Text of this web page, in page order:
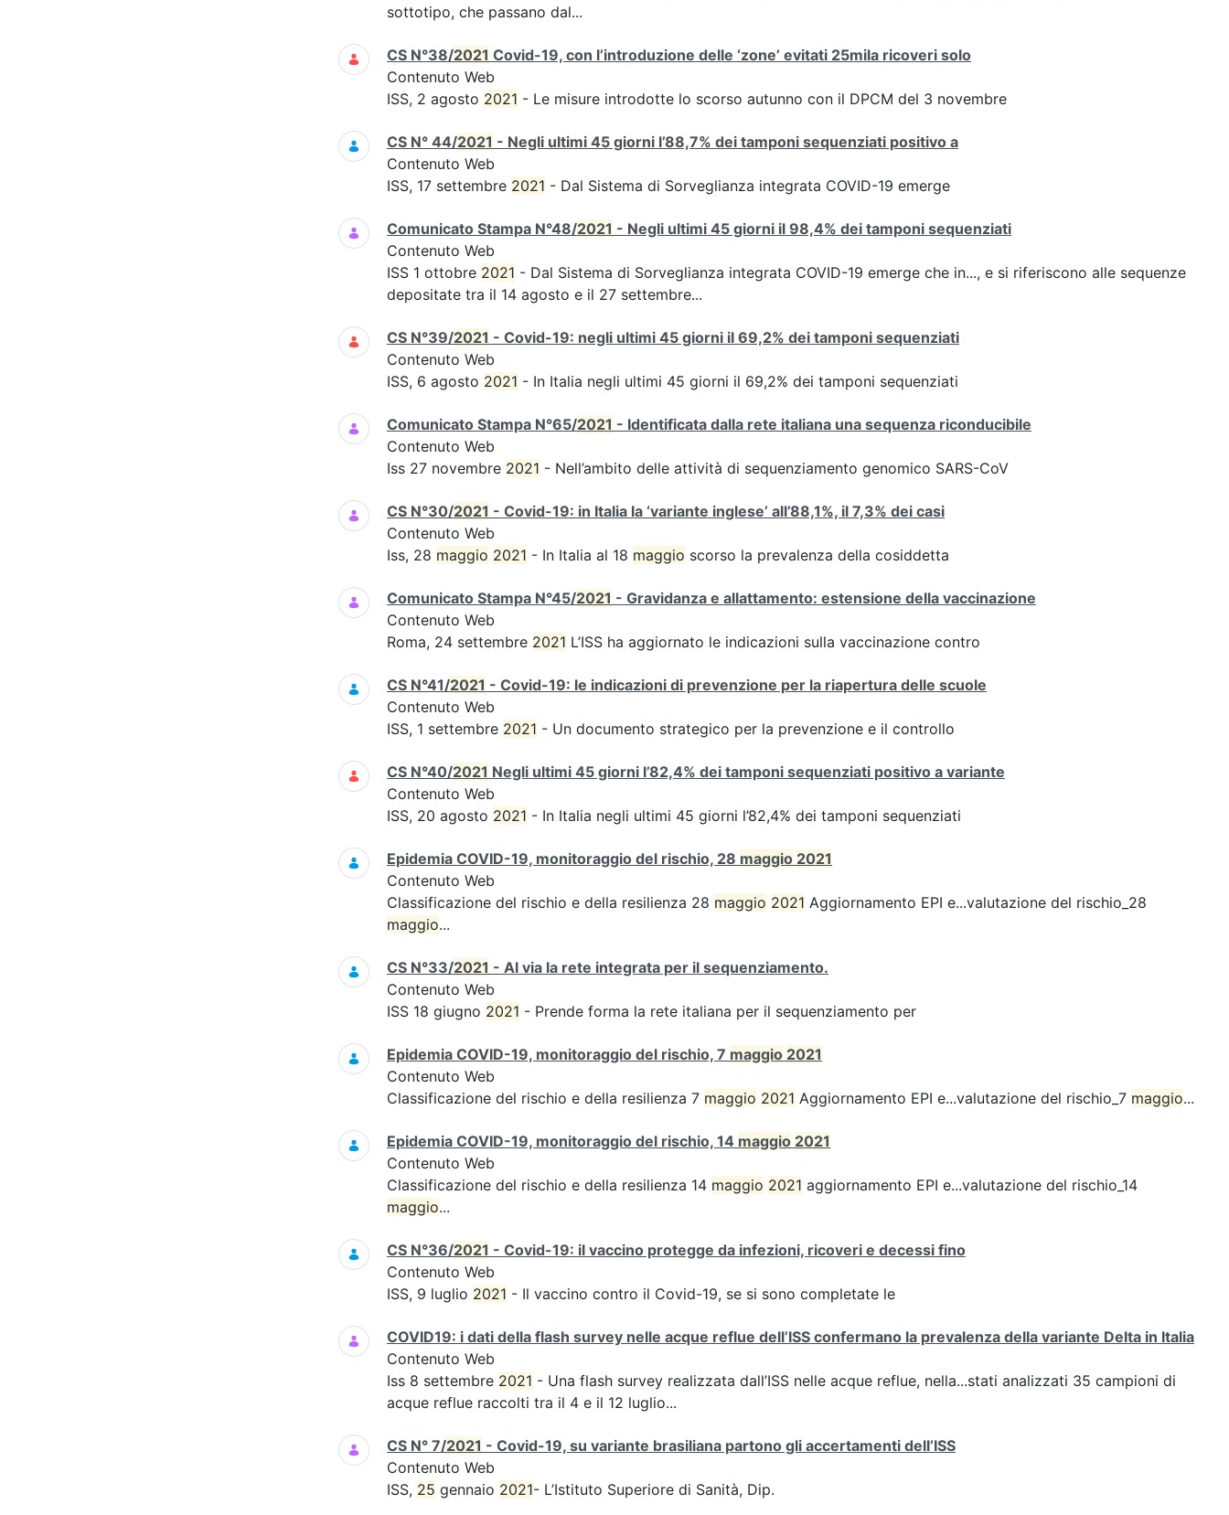
sottotipo, che passano dal...
CS N°38/2021 Covid-19, con l’introduzione delle ‘zone’ evitati 25mila ricoveri solo
Contenuto Web
ISS, 2 agosto 2021 - Le misure introdotte lo scorso autunno con il DPCM del 3 novembre
CS N° 44/2021 - Negli ultimi 45 giorni l’88,7% dei tamponi sequenziati positivo a
Contenuto Web
ISS, 17 settembre 2021 - Dal Sistema di Sorveglianza integrata COVID-19 emerge
Comunicato Stampa N°48/2021 - Negli ultimi 45 giorni il 98,4% dei tamponi sequenziati
Contenuto Web
ISS 1 ottobre 2021 - Dal Sistema di Sorveglianza integrata COVID-19 emerge che in..., e si riferiscono alle sequenze
depositate tra il 14 agosto e il 27 settembre...
CS N°39/2021 - Covid-19: negli ultimi 45 giorni il 69,2% dei tamponi sequenziati
Contenuto Web
ISS, 6 agosto 2021 - In Italia negli ultimi 45 giorni il 69,2% dei tamponi sequenziati
Comunicato Stampa N°65/2021 - Identificata dalla rete italiana una sequenza riconducibile
Contenuto Web
Iss 27 novembre 2021 - Nell’ambito delle attività di sequenziamento genomico SARS-CoV
CS N°30/2021 - Covid-19: in Italia la ‘variante inglese’ all’88,1%, il 7,3% dei casi
Contenuto Web
Iss, 28 maggio 2021 - In Italia al 18 maggio scorso la prevalenza della cosiddetta
Comunicato Stampa N°45/2021 - Gravidanza e allattamento: estensione della vaccinazione
Contenuto Web
Roma, 24 settembre 2021 L’ISS ha aggiornato le indicazioni sulla vaccinazione contro
CS N°41/2021 - Covid-19: le indicazioni di prevenzione per la riapertura delle scuole
Contenuto Web
ISS, 1 settembre 2021 - Un documento strategico per la prevenzione e il controllo
CS N°40/2021 Negli ultimi 45 giorni l’82,4% dei tamponi sequenziati positivo a variante
Contenuto Web
ISS, 20 agosto 2021 - In Italia negli ultimi 45 giorni l’82,4% dei tamponi sequenziati
Epidemia COVID-19, monitoraggio del rischio, 28 maggio 2021
Contenuto Web
Classificazione del rischio e della resilienza 28 maggio 2021 Aggiornamento EPI e...valutazione del rischio_28
maggio...
CS N°33/2021 - Al via la rete integrata per il sequenziamento.
Contenuto Web
ISS 18 giugno 2021 - Prende forma la rete italiana per il sequenziamento per
Epidemia COVID-19, monitoraggio del rischio, 7 maggio 2021
Contenuto Web
Classificazione del rischio e della resilienza 7 maggio 2021 Aggiornamento EPI e...valutazione del rischio_7 maggio...
Epidemia COVID-19, monitoraggio del rischio, 14 maggio 2021
Contenuto Web
Classificazione del rischio e della resilienza 14 maggio 2021 aggiornamento EPI e...valutazione del rischio_14
maggio...
CS N°36/2021 - Covid-19: il vaccino protegge da infezioni, ricoveri e decessi fino
Contenuto Web
ISS, 9 luglio 2021 - Il vaccino contro il Covid-19, se si sono completate le
COVID19: i dati della flash survey nelle acque reflue dell’ISS confermano la prevalenza della variante Delta in Italia
Contenuto Web
Iss 8 settembre 2021 - Una flash survey realizzata dall’ISS nelle acque reflue, nella...stati analizzati 35 campioni di
acque reflue raccolti tra il 4 e il 12 luglio...
CS N° 7/2021 - Covid-19, su variante brasiliana partono gli accertamenti dell’ISS
Contenuto Web
ISS, 25 gennaio 2021- L’Istituto Superiore di Sanità, Dip.